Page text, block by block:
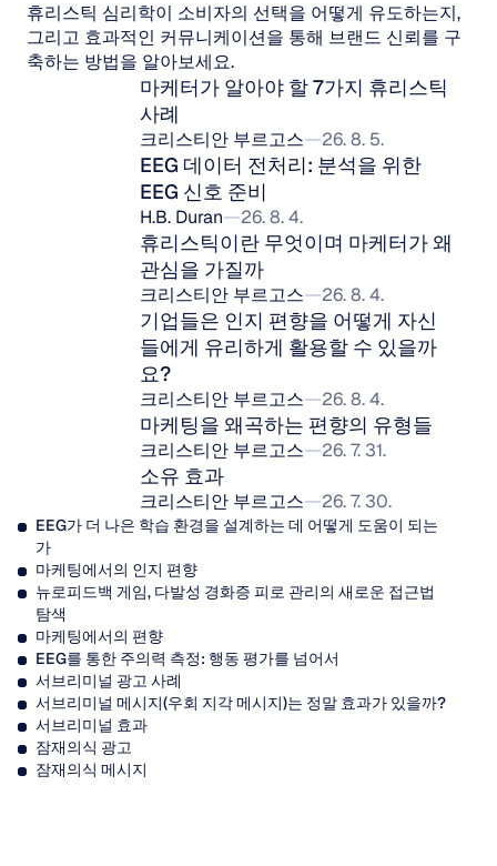
휴리스틱 심리학이 소비자의 선택을 어떻게 유도하는지,
그리고 효과적인 커뮤니케이션을 통해 브랜드 신뢰를 구
축하는 방법을 알아보세요.
마케터가 알아야 할 7가지 휴리스틱
사례
크리스티안 부르고스 26. 8. 5.
EEG 데이터 전처리: 분석을 위한
EEG 신호 준비
H.B. Duran 26. 8. 4.
휴리스틱이란 무엇이며 마케터가 왜
관심을 가질까
크리스티안 부르고스 26. 8. 4.
기업들은 인지 편향을 어떻게 자신
들에게 유리하게 활용할 수 있을까
요?
크리스티안 부르고스 26. 8. 4.
마케팅을 왜곡하는 편향의 유형들
크리스티안 부르고스 26. 7. 31.
소유 효과
크리스티안 부르고스 26. 7. 30.
EEG가 더 나은 학습 환경을 설계하는 데 어떻게 도움이 되는
가
마케팅에서의 인지 편향
뉴로피드백 게임, 다발성 경화증 피로 관리의 새로운 접근법
탐색
마케팅에서의 편향
EEG를 통한 주의력 측정: 행동 평가를 넘어서
서브리미널 광고 사례
서브리미널 메시지(우회 지각 메시지)는 정말 효과가 있을까?
서브리미널 효과
잠재의식 광고
잠재의식 메시지